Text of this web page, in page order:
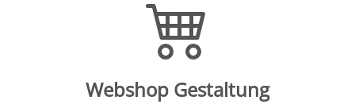
Webshop Gestaltung